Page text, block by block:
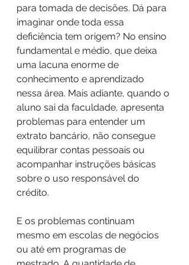
para tomada de decisões. Dá para
imaginar onde toda essa
deficiência tem origem? No ensino
fundamental e médio, que deixa
uma lacuna enorme de
conhecimento e aprendizado
nessa área. Mais adiante, quando o
aluno sai da faculdade, apresenta
problemas para entender um
extrato bancário, não consegue
equilibrar contas pessoais ou
acompanhar instruções básicas
sobre o uso responsável do
crédito.
E os problemas continuam
mesmo em escolas de negócios
ou até em programas de